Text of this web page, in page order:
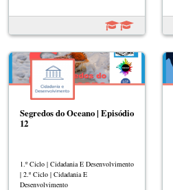
Segredos do Oceano | Episódio
12
1.º Ciclo | Cidadania E Desenvolvimento
| 2.º Ciclo | Cidadania E
Desenvolvimento